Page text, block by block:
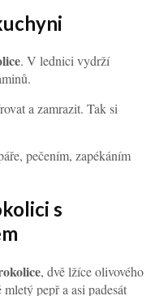
. V lednici vydrží
a zamrazit. Tak si
pečením, zapékáním
s
, dvě lžíce olivového
pepř a asi padesát